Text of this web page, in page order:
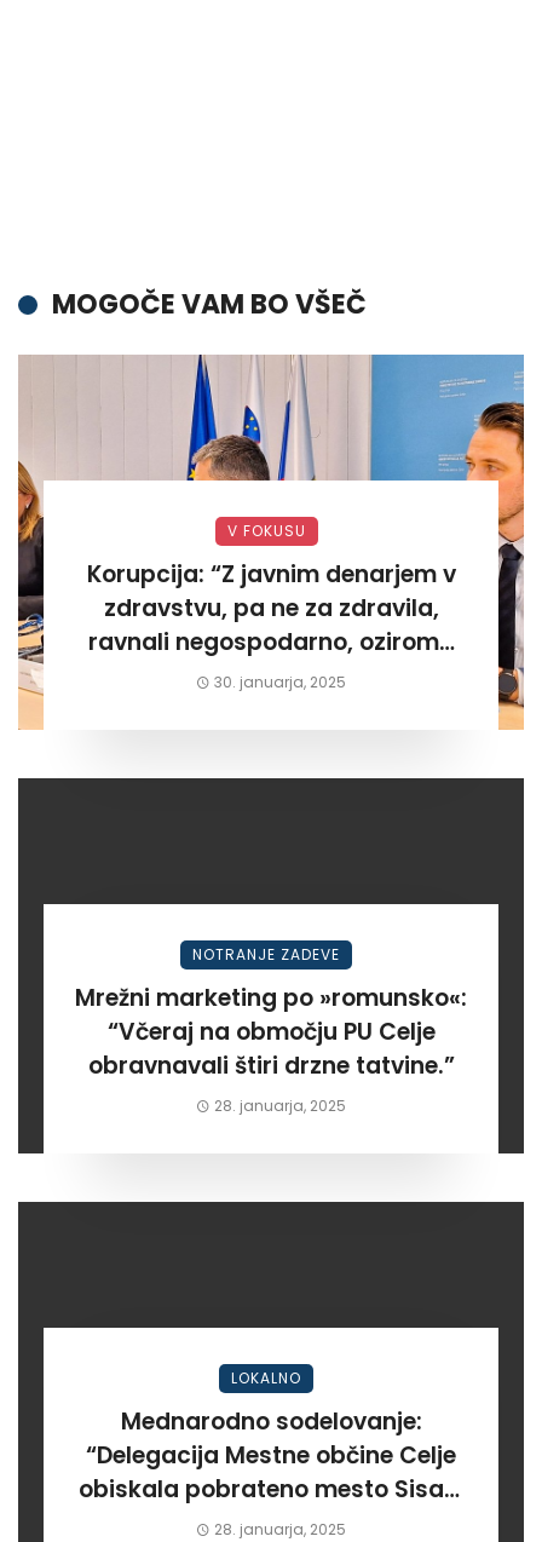
MOGOČE VAM BO VŠEČ
V FOKUSU
Korupcija: “Z javnim denarjem v
zdravstvu, pa ne za zdravila,
ravnali negospodarno, oziroma
za lastni žep. Tokrat na Žalskem«
30. januarja, 2025
NOTRANJE ZADEVE
Mrežni marketing po »romunsko«:
“Včeraj na območju PU Celje
obravnavali štiri drzne tatvine.”
28. januarja, 2025
LOKALNO
Mednarodno sodelovanje:
“Delegacija Mestne občine Celje
obiskala pobrateno mesto Sisak.
Po dooolgem času!”
28. januarja, 2025